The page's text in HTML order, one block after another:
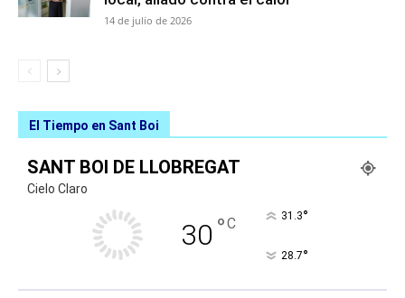
14 de julio de 2026
El Tiempo en Sant Boi
SANT BOI DE LLOBREGAT
Cielo Claro
30 °C 31.3°
28.7°